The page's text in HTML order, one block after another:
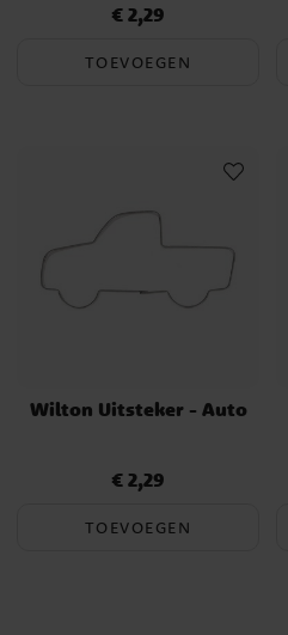
Prijs :€ 2,29
€ 2,29
TOEVOEGEN
Wilton Uitsteker - Auto
Prijs :€ 2,29
€ 2,29
TOEVOEGEN